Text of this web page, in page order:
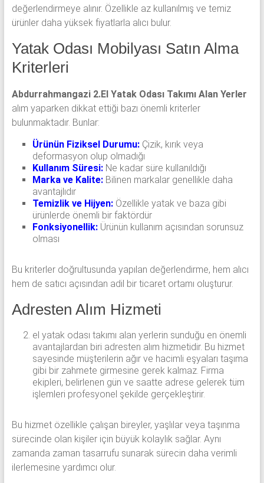
değerlendirmeye alınır. Özellikle az kullanılmış ve temiz
ürünler daha yüksek fiyatlarla alıcı bulur.
Yatak Odası Mobilyası Satın Alma
Kriterleri
Abdurrahmangazi 2.El Yatak Odası Takımı Alan Yerler
alım yaparken dikkat ettiği bazı önemli kriterler
bulunmaktadır. Bunlar:
Ürünün Fiziksel Durumu:Çizik, kırık veya
deformasyon olup olmadığı
Kullanım Süresi:Ne kadar süre kullanıldığı
Marka ve Kalite:Bilinen markalar genellikle daha
avantajlıdır
Temizlik ve Hijyen:Özellikle yatak ve baza gibi
ürünlerde önemli bir faktördür
Fonksiyonellik: Ürünün kullanım açısından sorunsuz
olması
Bu kriterler doğrultusunda yapılan değerlendirme, hem alıcı
hem de satıcı açısından adil bir ticaret ortamı oluşturur.
Adresten Alım Hizmeti
el yatak odası takımı alan yerlerin sunduğu en önemli
avantajlardan biri adresten alım hizmetidir. Bu hizmet
sayesinde müşterilerin ağır ve hacimli eşyaları taşıma
gibi bir zahmete girmesine gerek kalmaz. Firma
ekipleri, belirlenen gün ve saatte adrese gelerek tüm
işlemleri profesyonel şekilde gerçekleştirir.
Bu hizmet özellikle çalışan bireyler, yaşlılar veya taşınma
sürecinde olan kişiler için büyük kolaylık sağlar. Aynı
zamanda zaman tasarrufu sunarak sürecin daha verimli
ilerlemesine yardımcı olur.